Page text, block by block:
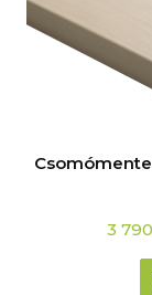
3 790